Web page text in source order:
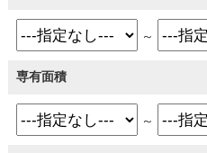
～
専有面積
～